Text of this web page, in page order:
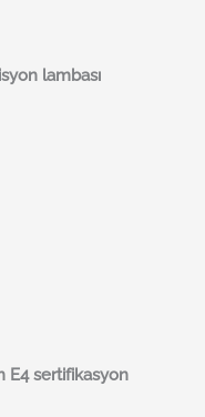
lambası
E4 sertifikasyon